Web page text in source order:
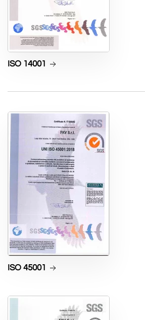
ISO 14001
ISO 45001